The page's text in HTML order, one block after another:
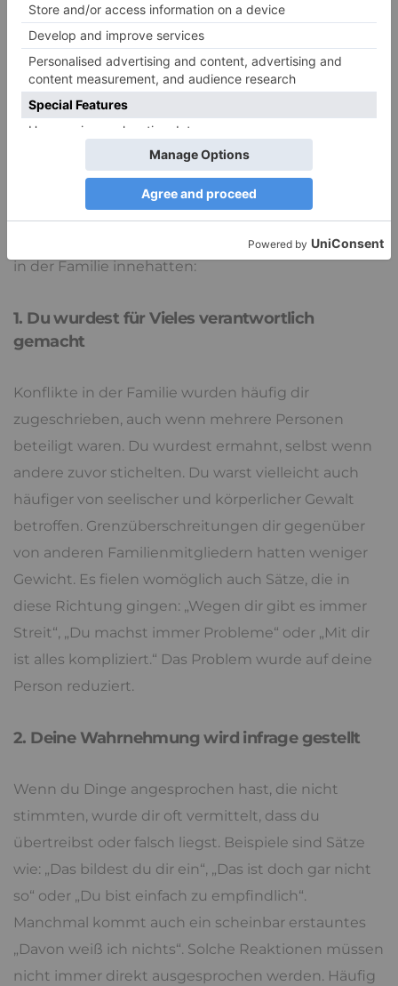
jedoch nicht aufgearbeitet und die
Unstimmigkeiten bestehen bis ins
Erwachsenenalter fort.
Warst du der Sündenbock in der
Hier sind typische Hinweise, an denen Menschen
später merken, dass sie die Rolle des Sündenbocks
in der Familie innehatten:
1. Du wurdest für Vieles verantwortlich
gemacht
Konflikte in der Familie wurden häufig dir
zugeschrieben, auch wenn mehrere Personen
beteiligt waren. Du wurdest ermahnt, selbst wenn
andere zuvor stichelten. Du warst vielleicht auch
häufiger von seelischer und körperlicher Gewalt
betroffen. Grenzüberschreitungen dir gegenüber
von anderen Familienmitgliedern hatten weniger
Gewicht. Es fielen womöglich auch Sätze, die in
diese Richtung gingen: „Wegen dir gibt es immer
Streit“, „Du machst immer Probleme“ oder „Mit dir
ist alles kompliziert.“ Das Problem wurde auf deine
Person reduziert.
2. Deine Wahrnehmung wird infrage gestellt
Wenn du Dinge angesprochen hast, die nicht
stimmten, wurde dir oft vermittelt, dass du
übertreibst oder falsch liegst. Beispiele sind Sätze
wie: „Das bildest du dir ein“, „Das ist doch gar nicht
so“ oder „Du bist einfach zu empfindlich“.
Manchmal kommt auch ein scheinbar erstauntes
„Davon weiß ich nichts“. Solche Reaktionen müssen
nicht immer direkt ausgesprochen werden. Häufig